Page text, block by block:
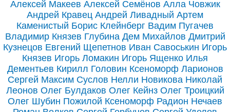
Алексей Макеев Алексей Семёнов Алла Човжик
Андрей Кравец Андрей Ливадный Артем
Каменистый Борис Клейнберг Вадим Пугачев
Владимир Князев Глубина Дем Михайлов Дмитрий
Кузнецов Евгений Щепетнов Иван Савоськин Игорь
Князев Игорь Ломакин Игорь Ященко Илья
Дементьев Кирилл Головин Ксеноморф Ларионов
Сергей Максим Суслов Нелли Новикова Николай
Леонов Олег Булдаков Олег Кейнз Олег Троицкий
Олег Шубин Пожилой Ксеноморф Радион Нечаев